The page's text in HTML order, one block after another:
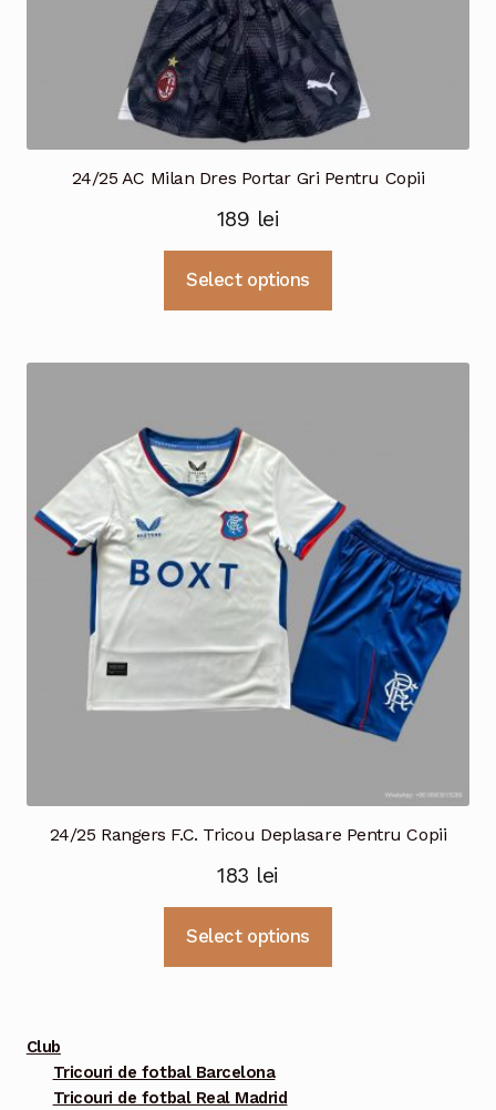
24/25 AC Milan Dres Portar Gri Pentru Copii
189 lei
Select options
fi
alese
în
pagina
produsului.
24/25 Rangers F.C. Tricou Deplasare Pentru Copii
183 lei
Select options
Club
Tricouri de fotbal Barcelona
Tricouri de fotbal Real Madrid